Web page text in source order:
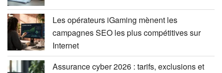
Les opérateurs iGaming mènent les
campagnes SEO les plus compétitives sur
Internet
Assurance cyber 2026 : tarifs, exclusions et